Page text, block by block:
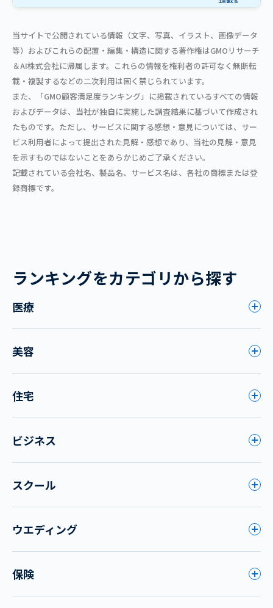
当サイトで公開されている情報（文字、写真、イラスト、画像データ
等）およびこれらの配置・編集・構造に関する著作権はGMOリサーチ
＆AI株式会社に帰属します。これらの情報を権利者の許可なく無断転
載・複製するなどの二次利用は固く禁じられています。
また、「GMO顧客満足度ランキング」に掲載されているすべての情報
およびデータは、当社が独自に実施した調査結果に基づいて作成され
たものです。ただし、サービスに関する感想・意見については、サー
ビス利用者によって提出された見解・感想であり、当社の見解・意見
を示すものではないことをあらかじめご了承ください。
記載されている会社名、製品名、サービス名は、各社の商標または登
録商標です。
ランキングをカテゴリから探す
医療
美容
住宅
ビジネス
スクール
ウエディング
保険